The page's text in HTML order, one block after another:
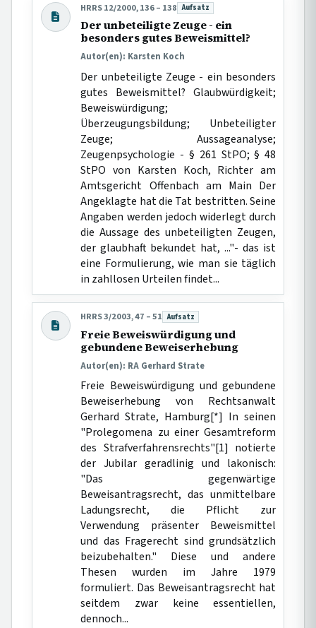
HRRS 12/2000, 136 – 138 Beitragsart:
Aufsatz
Der unbeteiligte Zeuge - ein
besonders gutes Beweismittel?
Autor(en): Karsten Koch
Der unbeteiligte Zeuge - ein besonders
gutes Beweismittel? Glaubwürdigkeit;
Beweiswürdigung;
Überzeugungsbildung; Unbeteiligter
Zeuge; Aussageanalyse;
Zeugenpsychologie - § 261 StPO; § 48
StPO von Karsten Koch, Richter am
Amtsgericht Offenbach am Main Der
Angeklagte hat die Tat bestritten. Seine
Angaben werden jedoch widerlegt durch
die Aussage des unbeteiligten Zeugen,
der glaubhaft bekundet hat, ..."- das ist
eine Formulierung, wie man sie täglich
in zahllosen Urteilen findet...
HRRS 3/2003, 47 – 51 Beitragsart:
Aufsatz
Freie Beweiswürdigung und
gebundene Beweiserhebung
Autor(en): RA Gerhard Strate
Freie Beweiswürdigung und gebundene
Beweiserhebung von Rechtsanwalt
Gerhard Strate, Hamburg[*] In seinen
"Prolegomena zu einer Gesamtreform
des Strafverfahrensrechts"[1] notierte
der Jubilar geradlinig und lakonisch:
"Das gegenwärtige
Beweisantragsrecht, das unmittelbare
Ladungsrecht, die Pflicht zur
Verwendung präsenter Beweismittel
und das Fragerecht sind grundsätzlich
beizubehalten." Diese und andere
Thesen wurden im Jahre 1979
formuliert. Das Beweisantragsrecht hat
seitdem zwar keine essentiellen,
dennoch...